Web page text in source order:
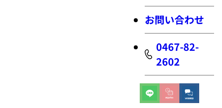
お問い合わせ
0467-82-
2602